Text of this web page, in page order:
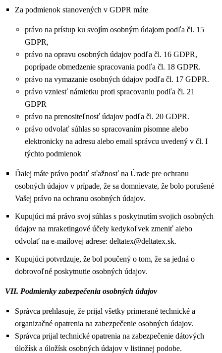
Za podmienok stanovených v GDPR máte
právo na prístup ku svojím osobným údajom podľa čl. 15
GDPR,
právo na opravu osobných údajov podľa čl. 16 GDPR,
poprípade obmedzenie spracovania podľa čl. 18 GDPR.
právo na vymazanie osobných údajov podľa čl. 17 GDPR.
právo vzniesť námietku proti spracovaniu podľa čl. 21
GDPR
právo na prenositeľnosť údajov podľa čl. 20 GDPR.
právo odvolať súhlas so spracovaním písomne alebo
elektronicky na adresu alebo email správcu uvedený v čl. I
týchto podmienok
Ďalej máte právo podať sťažnosť na Úrade pre ochranu
osobných údajov v prípade, že sa domnievate, že bolo porušené
Vašej právo na ochranu osobných údajov.
Kupujúci má právo svoj súhlas s poskytnutím svojich osobných
údajov na mraketingové účely kedykoľvek zmeniť alebo
odvolať na e-mailovej adrese: deltatex@deltatex.sk.
Kupujúci potvrdzuje, že bol poučený o tom, že sa jedná o
dobrovoľné poskytnutie osobných údajov.
VII. Podmienky zabezpečenia osobných údajov
Správca prehlasuje, že prijal všetky primerané technické a
organizačné opatrenia na zabezpečenie osobných údajov.
Správca prijal technické opatrenia na zabezpečenie dátových
úložísk a úložísk osobných údajov v listinnej podobe.